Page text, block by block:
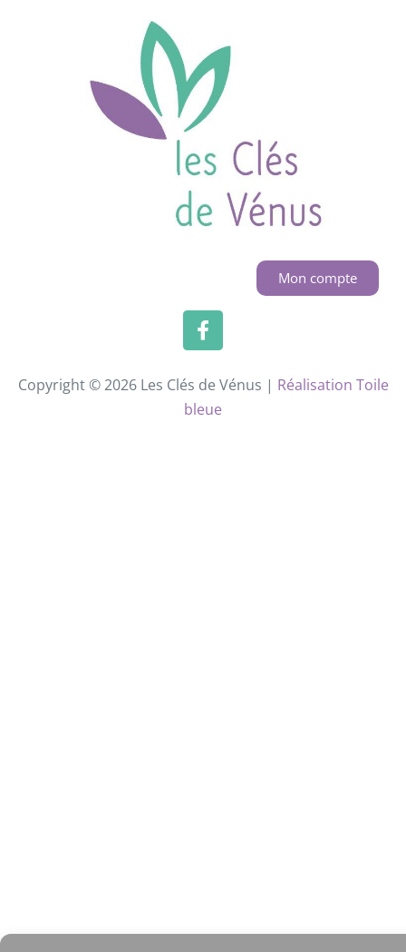
Mon compte
Copyright © 2026 Les Clés de Vénus | Réalisation Toile
bleue